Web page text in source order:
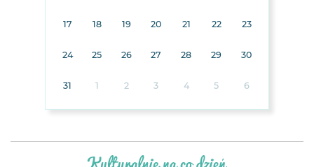
17 18 19 20 21 22 23
24 25 26 27 28 29 30
31 1 2 3 4 5 6